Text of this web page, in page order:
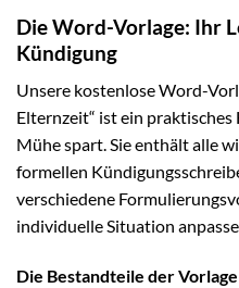
Die Word-Vorlage: Ihr
Kündigung
Unsere kostenlose Word-
Elternzeit“ ist ein
Mühe spart. Sie enthält alle
formellen
verschiedene
individuelle Situation
Die Bestandteile der Vorlage